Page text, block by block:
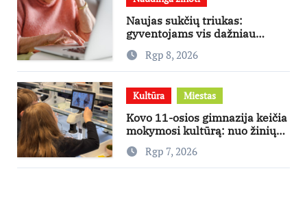
Naujas sukčių triukas:
gyventojams vis dažniau
skambina per „Viber“
Rgp 8, 2026
Kultūra Miestas
Kovo 11-osios gimnazija keičia
mokymosi kultūrą: nuo žinių
kaupimo – prie jų supratimo ir
taikymo
Rgp 7, 2026